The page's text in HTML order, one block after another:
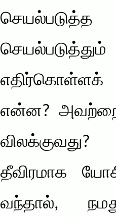
எதிர்கொள்ளக்
என்ன? அவற்றை
தீவிரமாக
வந்தால்,